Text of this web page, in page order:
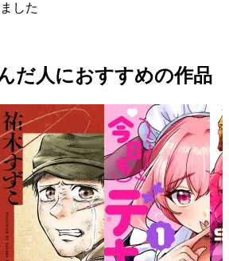
した
だ人におすすめの作品